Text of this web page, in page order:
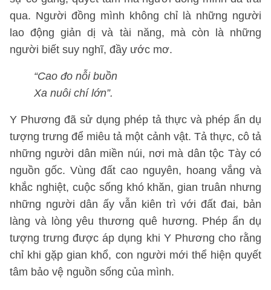
qua. Người đồng mình không chỉ là những người
lao động giản dị và tài năng, mà còn là những
người biết suy nghĩ, đầy ước mơ.
“Cao đo nỗi buồn
Xa nuôi chí lớn”.
Y Phương đã sử dụng phép tả thực và phép ẩn dụ
tượng trưng để miêu tả một cảnh vật. Tả thực, cô tả
những người dân miền núi, nơi mà dân tộc Tày có
nguồn gốc. Vùng đất cao nguyên, hoang vắng và
khắc nghiệt, cuộc sống khó khăn, gian truân nhưng
những người dân ấy vẫn kiên trì với đất đai, bản
làng và lòng yêu thương quê hương. Phép ẩn dụ
tượng trưng được áp dụng khi Y Phương cho rằng
chỉ khi gặp gian khổ, con người mới thể hiện quyết
tâm bảo vệ nguồn sống của mình.